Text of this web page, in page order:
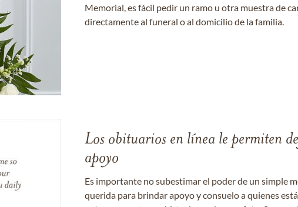
Memorial, es fácil pedir un ramo u otra muestra de
directamente al funeral o al domicilio de la familia.
Los obituarios en línea le permiten
apoyo
Es importante no subestimar el poder de un simple
querida para brindar apoyo y consuelo a quienes